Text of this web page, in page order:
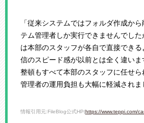
「従来システムではフォルダ作成か
テム管理者しか実行できませんでし
は本部のスタッフが各自で直接でき
信のスピード感が以前とは全く違い
整頓もすべて本部のスタッフに任せ
管理者の運用負担も大幅に軽減されま
情報引用元:FileBlog公式HP(https://www.teppi.com/